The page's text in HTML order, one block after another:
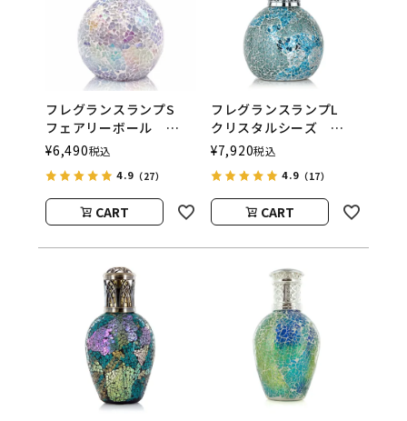
フレグランスランプS
フェアリーボール
ASHLEIGH&BURWOOD
（アシュレイアンドバー
ウッド）
¥6,490税込
4.9 （27）
CART
フレグランスランプL
クリスタルシーズ
ASHLEIGH&BURWOOD
（アシュレイアンドバー
ウッド）
¥7,920税込
4.9（17）
CART